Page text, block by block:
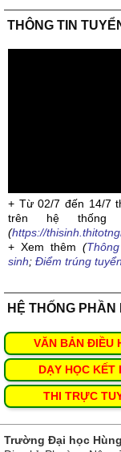
THÔNG TIN
+ Từ 02/7 đến 14/7
trên hệ thống
(https://
+ Xem thêm(
sinh; Điểm trúng
HỆ THỐNG PHẦN
VĂN BẢN ĐIỀU
DẠY HỌC KẾT
THI TRỰC
Trường Đại học